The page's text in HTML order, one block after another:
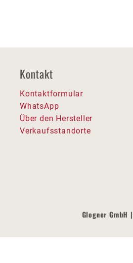
Kontakt
Kontaktformular
WhatsApp
Über den Hersteller
Verkaufsstandorte
Glogner GmbH |